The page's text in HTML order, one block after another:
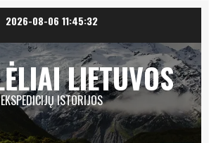
2026-08-06 11:45:33
LIETUVOS
EKSPEDICIJŲ ISTORIJOS